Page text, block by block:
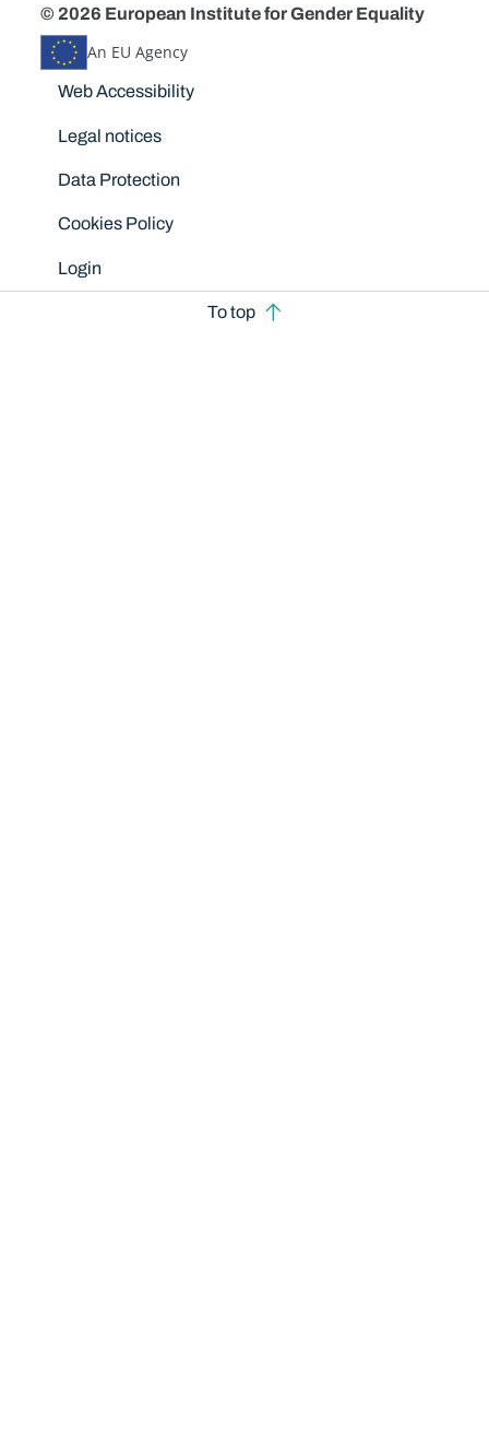
© 2026 European Institute for Gender Equality
An EU Agency
Disclaimers
Web Accessibility
Legal notices
Data Protection
Cookies Policy
Login
To top